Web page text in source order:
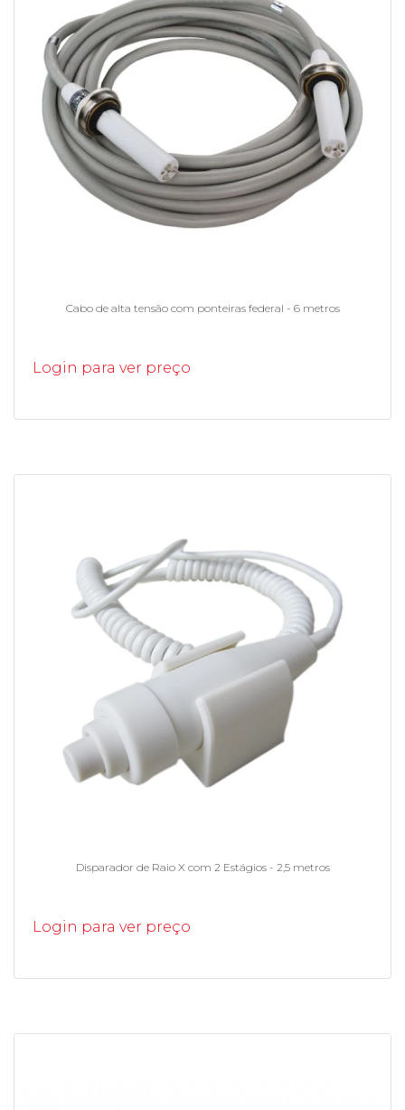
Cabo de alta tensão com ponteiras federal - 6 metros
Login para ver preço
Disparador de Raio X com 2 Estágios - 2,5 metros
Login para ver preço